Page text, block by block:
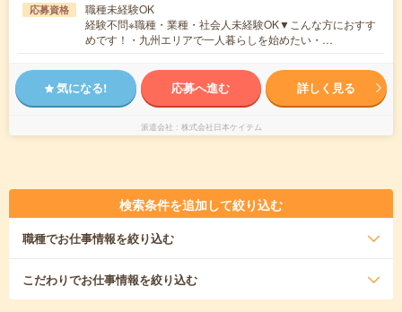
応募資格
職種未経験OK
経験不問※職種・業種・社会人未経験OK▼こんな方におすす
めです！・九州エリアで一人暮らしを始めたい・…
気になる! 応募へ進む 詳しく見る
派遣会社 株式会社日本ケイテム
検索条件を追加して絞り込む
職種でお仕事情報を絞り込む
こだわりでお仕事情報を絞り込む